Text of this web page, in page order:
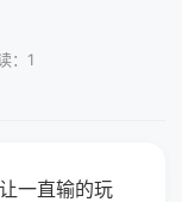
：1
一直输的玩